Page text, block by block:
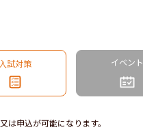
試対策 イベント
申込が可能になります。